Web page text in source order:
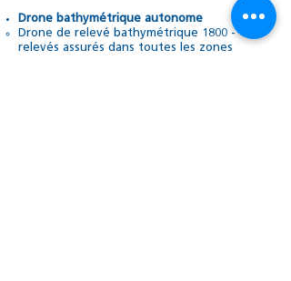
Drone bathymétrique autonome
Drone de relevé bathymétrique 1800 -
relevés assurés dans toutes les zones